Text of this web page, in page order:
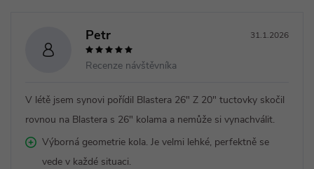
Petr 31.1.2026
Recenze návštěvníka
V létě jsem synovi pořídil Blastera 26" Z 20" tuctovky skočil
rovnou na Blastera s 26" kolama a nemůže si vynachválit.
Výborná geometrie kola. Je velmi lehké, perfektně se
vede v každé situaci.